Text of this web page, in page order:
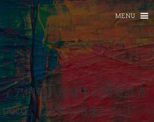
MENU
ア情報】連載中の管楽器専
」7月号が出ました！